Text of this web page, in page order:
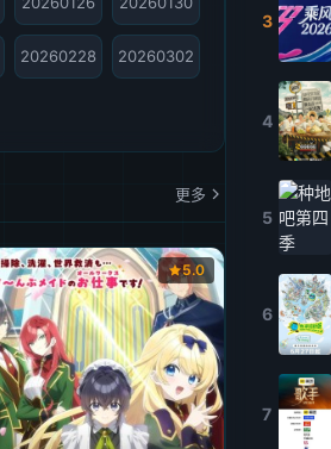
20260228 20260302
更多
5.0
3
4
5
6
7